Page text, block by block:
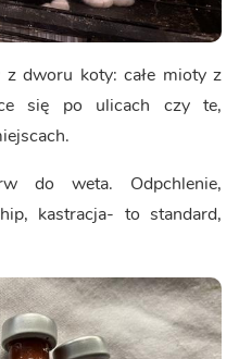
dworu koty: całe mioty z
się po ulicach czy te,
do weta. Odpchlenie,
kastracja- to standard,